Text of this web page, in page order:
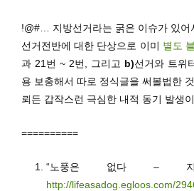
!@#… 지방선거라는 굵은 이슈가 있어
선거전반에 대한 단상으로 이미 별도
과 21번 ~ 2번, 그리고 b)선거와 트위
용 보충해서 따로 정식글을 써볼법한
뢰든 갑작스런 극심한 내적 동기 발생
==========
“노풍은 없다 – 지
http://lifeasadog.egloos.com/